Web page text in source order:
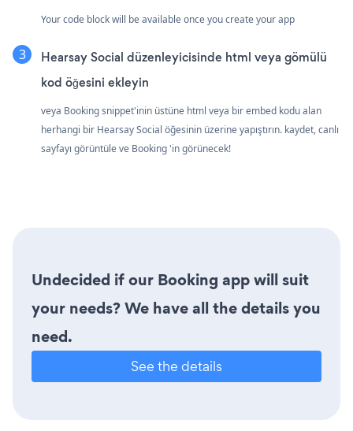
Your code block will be available once you create your app
Hearsay Social düzenleyicisinde html veya gömülü
kod öğesini ekleyin
veya Booking snippet'inin üstüne html veya bir embed kodu alan
herhangi bir Hearsay Social öğesinin üzerine yapıştırın. kaydet, canlı
sayfayı görüntüle ve Booking 'in görünecek!
Undecided if our Booking app will suit
your needs? We have all the details you
need.
See the details